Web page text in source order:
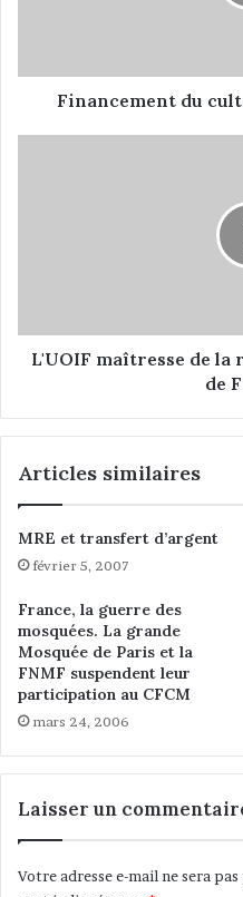
e
u
n
F
r
n
c
e
Financement du
î
e
l
a
e
n
c
o
n
t
r
e
d
s
m
L'UOIF maîtresse de la
de
Articles similaires
MRE et transfert d’argent
février 5, 2007
France, la guerre des
mosquées. La grande
Mosquée de Paris et la
FNMF suspendent leur
participation au CFCM
mars 24, 2006
Laisser un
Votre adresse e-mail ne sera